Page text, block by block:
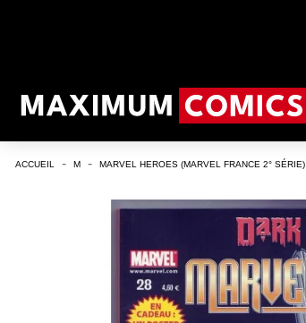
ACCUEIL M MARVEL HEROES (MARVEL FRANCE 2° SÉRIE)